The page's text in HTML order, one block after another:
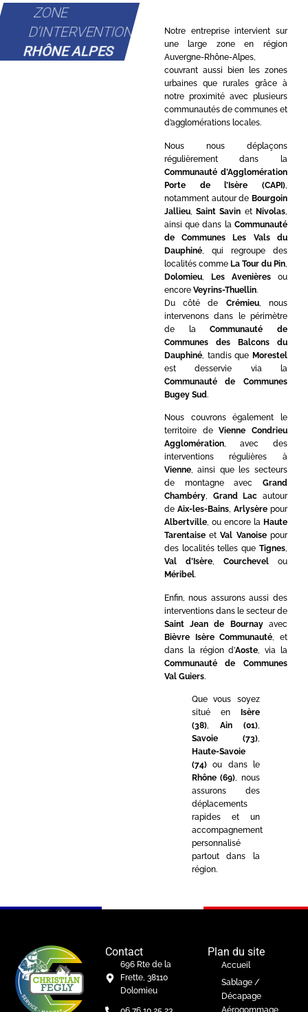
ZONE
D'INTERVENTION
RHÔNE ALPES
Notre entreprise intervient sur
une large zone en région
Auvergne-Rhône-Alpes,
couvrant aussi bien les zones
urbaines que rurales grâce à
notre proximité avec plusieurs
communautés de communes et
d’agglomérations locales.
Nous nous déplaçons
régulièrement dans la
Communauté d’Agglomération
Porte de l’Isère (CAPI)
notamment autour de Bourgoin
Jallieu,Saint Savin et Nivolas
ainsi que dans la Communauté
de Communes Les Vals du
Dauphiné, qui regroupe des
localités comme La Tour du Pin
Dolomieu, Les Avenièresou
encore Veyrins-Thuellin.
Du côté de Crémieu, nous
intervenons dans le périmètre
de laCommunauté de
Communes des Balcons du
Dauphiné, tandis que Morestel
est desservie via la
Communauté de Communes
Bugey Sud.
Nous couvrons également le
territoire deVienne Condrieu
Agglomération, avec des
interventions régulières à
Vienne, ainsi que les secteurs
de montagne avec Grand
Chambéry, Grand Lac autour
de Aix-les-Bains, Arlysèrepour
Albertville, ou encore la Haute
TarentaiseetVal Vanoisepour
des localités telles que Tignes,
Val d’Isère, Courchevelou
Méribel.
Enfin, nous assurons aussi des
interventions dans le secteur de
Saint Jean de Bournayavec
Bièvre Isère Communauté , et
dans la région d’Aoste , via la
Communauté de Communes
Val Guiers.
Que vous soyez
situé en
Isère
(38), Ain (01),
Savoie (73),
Haute-Savoie
(74)ou dans le
Rhône (69), nous
assurons des
déplacements
rapides et un
accompagnement
personnalisé
partout dans la
région.
Contact
696 Rte de la
Frette, 38110
Dolomieu
Plan du site
Accueil
Sablage /
Décapage